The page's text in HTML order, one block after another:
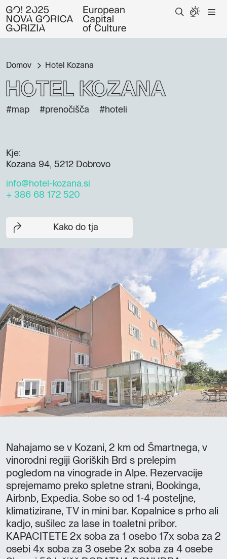
Domov Hotel Kozana
Hotel Kozana
#map #prenočišča #hoteli
Kje:
Kozana 94, 5212 Dobrovo
info@hotel-kozana.si
+ 386 68 172 520
Kako do tja
Nahajamo se v Kozani, 2 km od Šmartnega, v
vinorodni regiji Goriških Brd s prelepim
pogledom na vinograde in Alpe. Rezervacije
sprejemamo preko spletne strani, Bookinga,
Airbnb, Expedia. Sobe so od 1-4 posteljne,
klimatizirane, TV in mini bar. Kopalnice s prho ali
kadjo, sušilec za lase in toaletni pribor.
KAPACITETE 2x soba za 1 osebo 17x soba za 2
osebi 4x soba za 3 osebe 2x soba za 4 osebe